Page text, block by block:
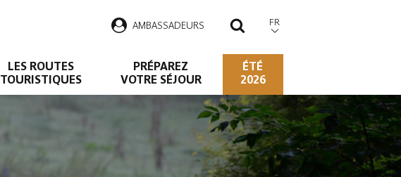
AMBASSADEURS RECHERCHER
FR
LES ROUTES
TOURISTIQUES
PRÉPAREZ
VOTRE SÉJOUR
ÉTÉ
2026